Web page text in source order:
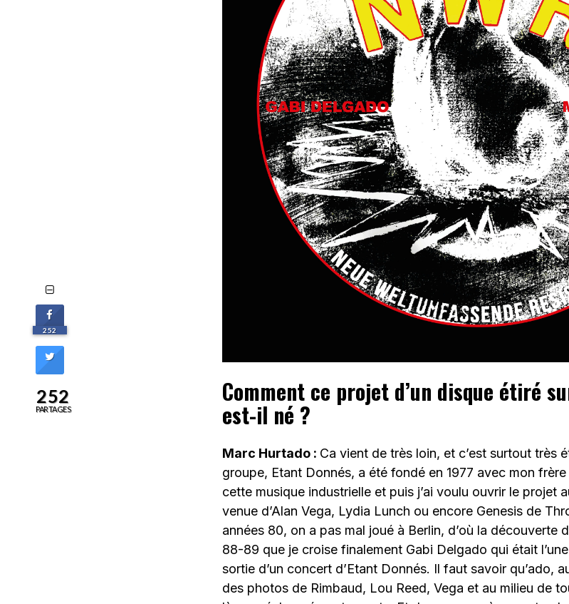
Comment ce projet d’un disque étiré
est-il né ?
Marc Hurtado : Ca vient de très loin, et c’est surtout très
groupe, Etant Donnés, a été fondé en 1977 avec mon
cette musique industrielle et puis j’ai voulu ouvrir le projet
venue d’Alan Vega, Lydia Lunch ou encore Genesis de
années 80, on a pas mal joué à Berlin, d’où la découverte
88-89 que je croise finalement Gabi Delgado qui était
sortie d’un concert d’Etant Donnés. Il faut savoir qu’ado,
des photos de Rimbaud, Lou Reed, Vega et au milieu de
252
252
PARTAGES